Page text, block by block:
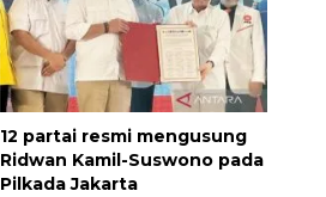
12 partai resmi mengusung
Ridwan Kamil-Suswono pada
Pilkada Jakarta